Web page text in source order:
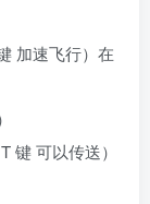
加速飞行）在
键 可以传送）